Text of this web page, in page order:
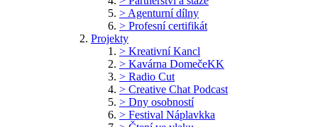
> Agenturní dílny
> Profesní certifikát
Projekty
> Kreativní Kancl
> Kavárna DomečeKK
> Radio Cut
> Creative Chat Podcast
> Dny osobností
> Festival Náplavkka